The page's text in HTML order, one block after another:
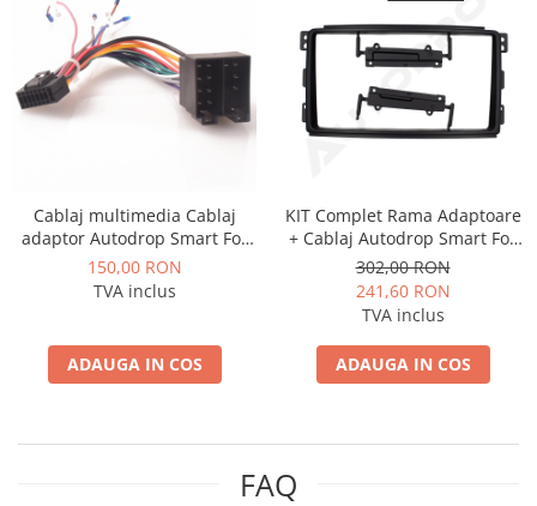
Dacia
Hyundai
Cablaj multimedia Cablaj
adaptor Autodrop Smart For
Two (2007-2010) pentru
Navigații multimedia Android
150,00 RON
TVA inclus
ADAUGA IN COS
KIT Complet Rama Adaptoare
+ Cablaj Autodrop Smart For
Two (2007-2010) pentru
Navigatie Multimedia Android
9 inch
302,00 RON
241,60 RON
TVA inclus
ADAUGA IN COS
FAQ